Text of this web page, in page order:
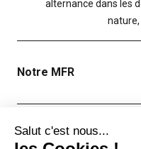
alternance dans les
nature,
Notre MFR
Lien